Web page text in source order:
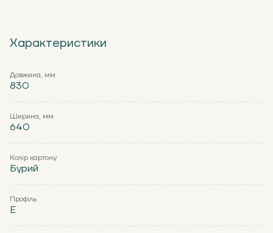
Характеристики
Довжина, мм
830
Ширина, мм
640
Колір картону
Бурий
Профіль
Е